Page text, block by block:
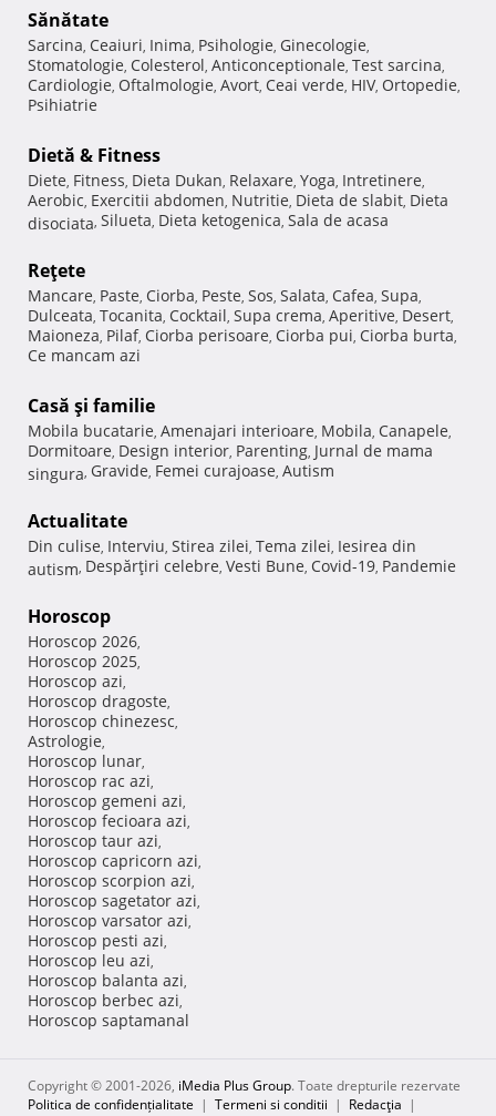
Sănătate
Sarcina, Ceaiuri, Inima, Psihologie, Ginecologie,
Stomatologie, Colesterol, Anticonceptionale, Test sarcina,
Cardiologie, Oftalmologie, Avort, Ceai verde, HIV, Ortopedie,
Psihiatrie
Dietă & Fitness
Diete, Fitness, Dieta Dukan, Relaxare, Yoga, Intretinere,
Aerobic, Exercitii abdomen, Nutritie, Dieta de slabit, Dieta
disociata, Silueta, Dieta ketogenica, Sala de acasa
Reţete
Mancare, Paste, Ciorba, Peste, Sos, Salata, Cafea, Supa,
Dulceata, Tocanita, Cocktail, Supa crema, Aperitive, Desert,
Maioneza, Pilaf, Ciorba perisoare, Ciorba pui, Ciorba burta,
Ce mancam azi
Casă şi familie
Mobila bucatarie, Amenajari interioare, Mobila, Canapele,
Dormitoare, Design interior, Parenting, Jurnal de mama
singura, Gravide, Femei curajoase, Autism
Actualitate
Din culise, Interviu, Stirea zilei, Tema zilei, Iesirea din
autism, Despărţiri celebre, Vesti Bune, Covid-19, Pandemie
Horoscop
Horoscop 2026,
Horoscop 2025,
Horoscop azi,
Horoscop dragoste,
Horoscop chinezesc,
Astrologie,
Horoscop lunar,
Horoscop rac azi,
Horoscop gemeni azi,
Horoscop fecioara azi,
Horoscop taur azi,
Horoscop capricorn azi,
Horoscop scorpion azi,
Horoscop sagetator azi,
Horoscop varsator azi,
Horoscop pesti azi,
Horoscop leu azi,
Horoscop balanta azi,
Horoscop berbec azi,
Horoscop saptamanal
Copyright © 2001-2026, iMedia Plus Group. Toate drepturile rezervate
Politica de confidențialitate | Termeni si conditii | Redacţia |